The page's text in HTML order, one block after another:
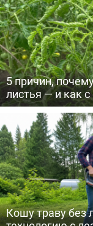
5 причин,
листья — и как
Кошу траву без